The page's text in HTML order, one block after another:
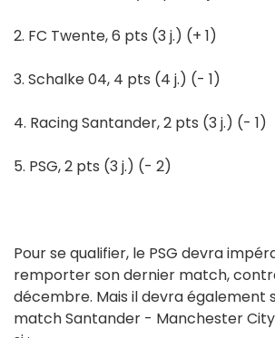
2. FC Twente, 6 pts (3 j.) (+ 1)
3. Schalke 04, 4 pts (4 j.) (- 1)
4. Racing Santander, 2 pts (3 j.) (- 1)
5. PSG, 2 pts (3 j.) (- 2)
Pour se qualifier, le PSG devra
remporter son dernier match,
décembre. Mais il devra également
match Santander - Manchester